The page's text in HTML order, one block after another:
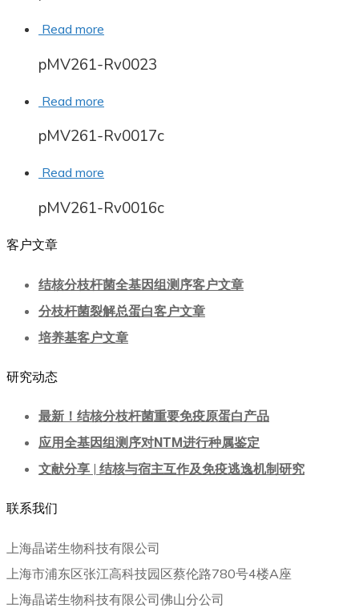
Read more
pMV261-Rv0023
Read more
pMV261-Rv0017c
Read more
pMV261-Rv0016c
客户文章
结核分枝杆菌全基因组测序客户文章
分枝杆菌裂解总蛋白客户文章
培养基客户文章
研究动态
最新！结核分枝杆菌重要免疫原蛋白产品
应用全基因组测序对NTM进行种属鉴定
文献分享 | 结核与宿主互作及免疫逃逸机制研究
联系我们
上海晶诺生物科技有限公司
上海市浦东区张江高科技园区蔡伦路780号4楼A座
上海晶诺生物科技有限公司佛山分公司